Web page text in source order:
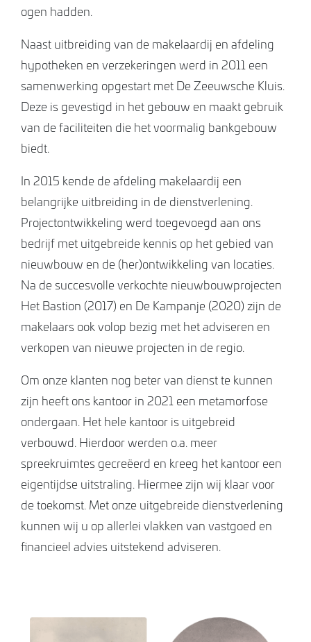
ogen hadden.
Naast uitbreiding van de makelaardij en afdeling
hypotheken en verzekeringen werd in 2011 een
samenwerking opgestart met De Zeeuwsche Kluis.
Deze is gevestigd in het gebouw en maakt gebruik
van de faciliteiten die het voormalig bankgebouw
biedt.
In 2015 kende de afdeling makelaardij een
belangrijke uitbreiding in de dienstverlening.
Projectontwikkeling werd toegevoegd aan ons
bedrijf met uitgebreide kennis op het gebied van
nieuwbouw en de (her)ontwikkeling van locaties.
Na de succesvolle verkochte nieuwbouwprojecten
Het Bastion (2017) en De Kampanje (2020) zijn de
makelaars ook volop bezig met het adviseren en
verkopen van nieuwe projecten in de regio.
Om onze klanten nog beter van dienst te kunnen
zijn heeft ons kantoor in 2021 een metamorfose
ondergaan. Het hele kantoor is uitgebreid
verbouwd. Hierdoor werden o.a. meer
spreekruimtes gecreëerd en kreeg het kantoor een
eigentijdse uitstraling. Hiermee zijn wij klaar voor
de toekomst. Met onze uitgebreide dienstverlening
kunnen wij u op allerlei vlakken van vastgoed en
financieel advies uitstekend adviseren.